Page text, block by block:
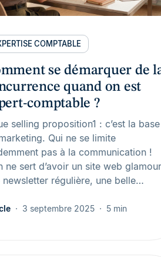
COMPTABLE
se démarquer de
quand on est
comptable ?
selling proposition1 : c’est la base
Qui ne se limite
pas à la communication !
ne sert d’avoir un site web
newsletter régulière, une belle…
3 septembre 2025 5 min